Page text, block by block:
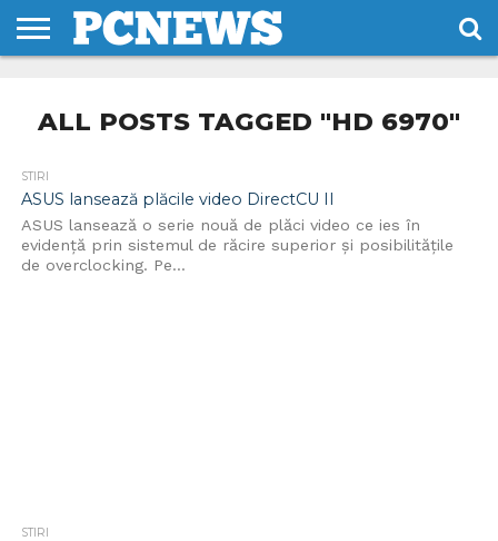
NOI
SI
CONDITII
ALL POSTS TAGGED "HD 6970"
STIRI
ASUS lansează plăcile video DirectCU II
ASUS lansează o serie nouă de plăci video ce ies în
evidență prin sistemul de răcire superior și posibilitățile
de overclocking. Pe...
STIRI